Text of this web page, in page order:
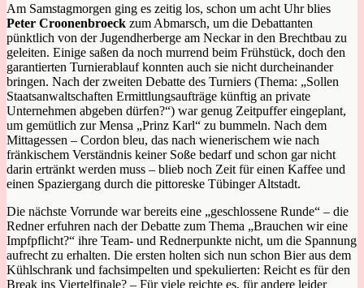
Am Samstagmorgen ging es zeitig los, schon um acht Uhr blies
Peter Croonenbroeck zum Abmarsch, um die Debattanten
pünktlich von der Jugendherberge am Neckar in den Brechtbau zu
geleiten. Einige saßen da noch murrend beim Frühstück, doch den
garantierten Turnierablauf konnten auch sie nicht durcheinander
bringen. Nach der zweiten Debatte des Turniers (Thema: „Sollen
Staatsanwaltschaften Ermittlungsaufträge künftig an private
Unternehmen abgeben dürfen?“) war genug Zeitpuffer eingeplant,
um gemütlich zur Mensa „Prinz Karl“ zu bummeln. Nach dem
Mittagessen – Cordon bleu, das nach wienerischem wie nach
fränkischem Verständnis keiner Soße bedarf und schon gar nicht
darin ertränkt werden muss – blieb noch Zeit für einen Kaffee und
einen Spaziergang durch die pittoreske Tübinger Altstadt.
Die nächste Vorrunde war bereits eine „geschlossene Runde“ – die
Redner erfuhren nach der Debatte zum Thema „Brauchen wir eine
Impfpflicht?“ ihre Team- und Rednerpunkte nicht, um die Spannung
aufrecht zu erhalten. Die ersten holten sich nun schon Bier aus dem
Kühlschrank und fachsimpelten und spekulierten: Reicht es für den
Break ins Viertelfinale? – Für viele reichte es, für andere leider